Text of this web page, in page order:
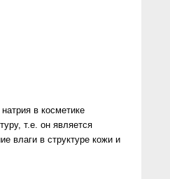
в косметике
т.е. он является
влаги в структуре кожи и